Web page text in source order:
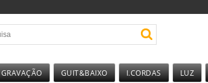
GRAVAÇÃO GUIT&BAIXO I.CORDAS LUZ